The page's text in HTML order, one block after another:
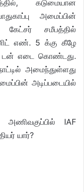
கடுமையான
அமைப்பின்
சமீபத்தில்
எண். 5 க்கு கீழே
டன் எடை கொண்டது.
அமைந்துள்ளது
அடிப்படையில்
அணிவகுப்பில் IAF
யார்?